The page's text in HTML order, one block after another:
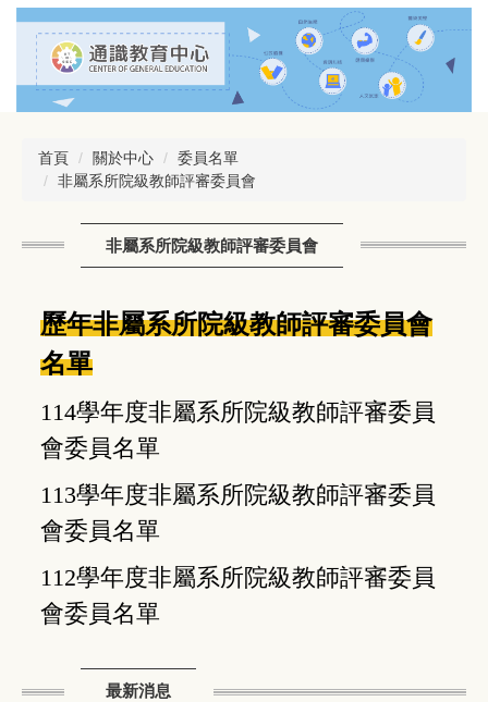
要
首頁 關於中心
委員名單
非屬系所院級教師評審委員會
非屬系所院級教師評審委員會
歷年非屬系所院級教師評審委員會
名單
114學年度非屬系所院級教師評審委員
會委員名單
113學年度非屬系所院級教師評審委員
會委員名單
112學年度非屬系所院級教師評審委員
會委員名單
最新消息